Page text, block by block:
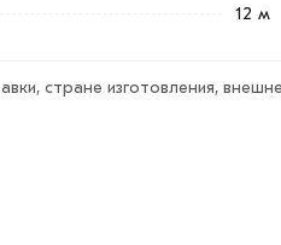
12 м
стране изготовления,